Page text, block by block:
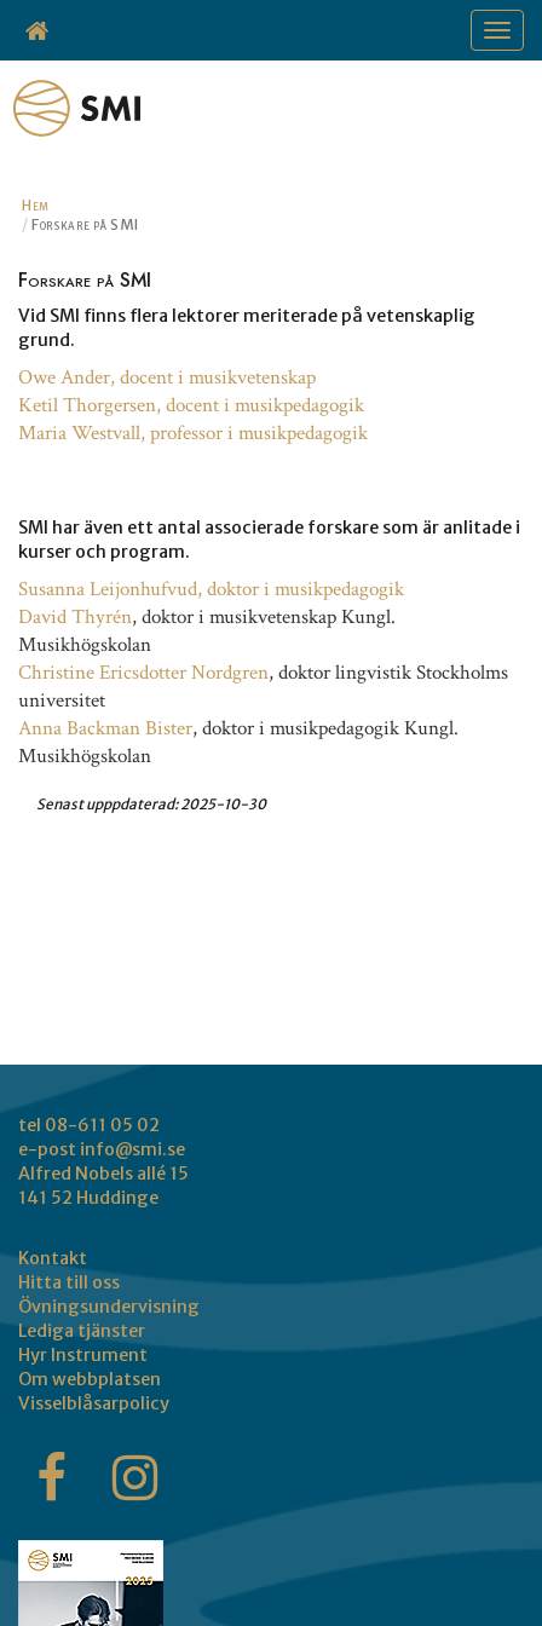
Toggle
Hem
Forskare på SMI
Forskare på SMI
Vid SMI finns flera lektorer meriterade på vetenskaplig
grund.
Owe Ander, docent i musikvetenskap
Ketil Thorgersen, docent i musikpedagogik
Maria Westvall, professor i musikpedagogik
SMI har även ett antal associerade forskare som är anlitade i
kurser och program.
Susanna Leijonhufvud, doktor i musikpedagogik
David Thyrén, doktor i musikvetenskap Kungl.
Musikhögskolan
Christine Ericsdotter Nordgren, doktor lingvistik Stockholms
universitet
Anna Backman Bister, doktor i musikpedagogik Kungl.
Musikhögskolan
Senast upppdaterad:2025-10-30
tel 08-611 05 02
e-post info@smi.se
Alfred Nobels allé 15
141 52 Huddinge
Kontakt
Hitta till oss
Övningsundervisning
Lediga tjänster
Hyr Instrument
Om webbplatsen
Visselblåsarpolicy